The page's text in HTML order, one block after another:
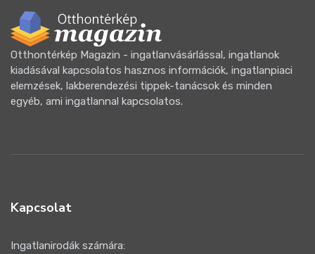
Otthontérkép Magazin - ingatlanvásárlással, ingatlanok
kiadásával kapcsolatos hasznos információk, ingatlanpiaci
elemzések, lakberendezési tippek-tanácsok és minden
egyéb, ami ingatlannal kapcsolatos.
Kapcsolat
Ingatlanirodák számára: